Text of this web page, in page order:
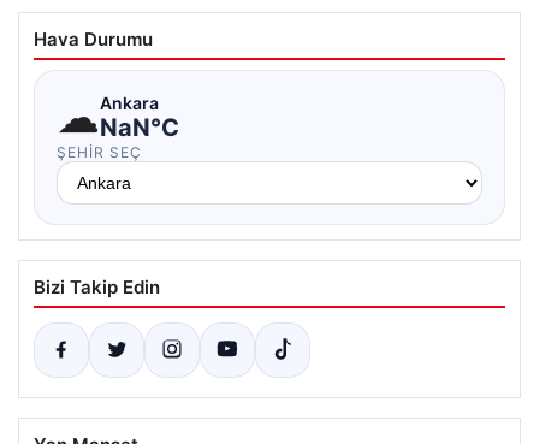
Hava Durumu
☁Ankara
NaN°C
ŞEHIR SEÇ
Bizi Takip Edin